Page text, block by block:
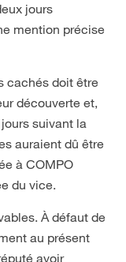
jours
mention précise
cachés doit être
découverte et,
suivant la
auraient dû être
à COMPO
du vice.
À défaut de
au présent
avoir